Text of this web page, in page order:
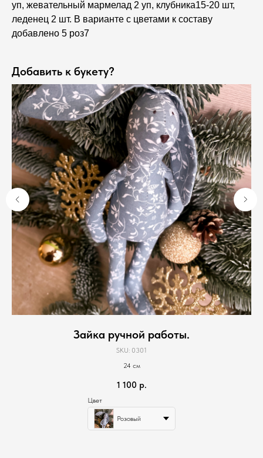
уп, жевательный мармелад 2 уп, клубника15-20 шт,
леденец 2 шт. В варианте с цветами к составу
добавлено 5 роз7
Добавить к букету?
Зайка ручной работы.
SKU: 0301
24 см
1 100 р.
Цвет
Розовый